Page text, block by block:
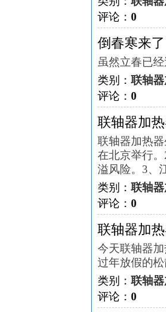
评论： 0
倒春寒来
虽然立春已
类别： 联轴
评论： 0
联轴器加
联轴器加热
在北京举行
溢风险。3、
类别： 联轴
评论： 0
联轴器加
今天联轴器
过年放假的
类别： 联轴
评论： 0